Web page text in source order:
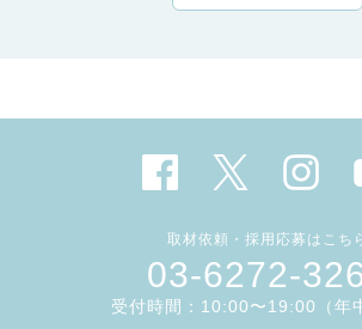
取材依頼・採用応募はこち
03-6272-
受付時間：10:00〜19:00（年